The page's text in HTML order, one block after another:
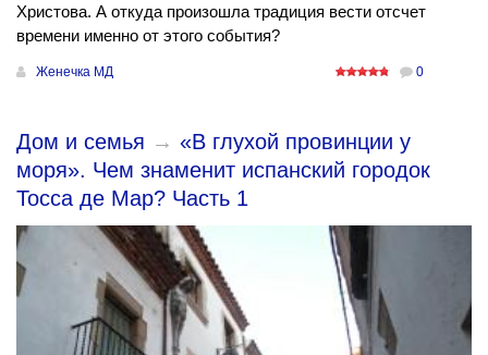
Христова. А откуда произошла традиция вести отсчет
времени именно от этого события?
Женечка МД 0
Дом и семья → «В глухой провинции у
моря». Чем знаменит испанский городок
Тосса де Мар? Часть 1